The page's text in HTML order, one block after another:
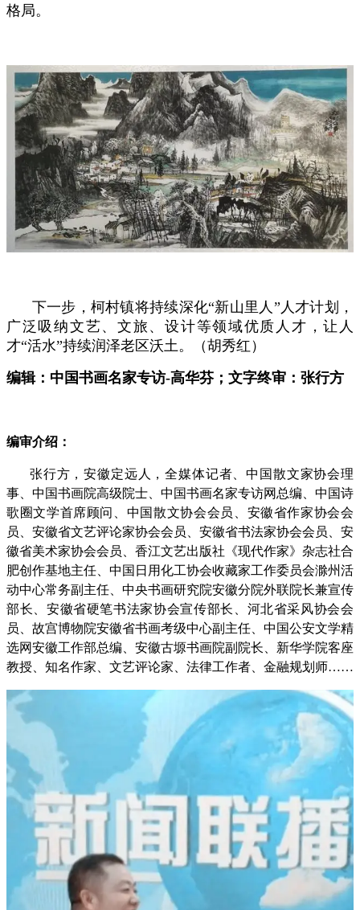
格局。
下一步，柯村镇将持续深化“新山里人”人才计划，
广泛吸纳文艺、文旅、设计等领域优质人才，让人
才“活水”持续润泽老区沃土。（胡秀红）
编辑：中国书画名家专访-高华芬；文字终审：张行方
编审介绍：
张行方，安徽定远人，全媒体记者、中国散文家协会理
事、中国书画院高级院士、中国书画名家专访网总编、中国诗
歌圈文学首席顾问、中国散文协会会员、安徽省作家协会会
员、安徽省文艺评论家协会会员、安徽省书法家协会会员、安
徽省美术家协会会员、香江文艺出版社《现代作家》杂志社合
肥创作基地主任、中国日用化工协会收藏家工作委员会滁州活
动中心常务副主任、中央书画研究院安徽分院外联院长兼宣传
部长、安徽省硬笔书法家协会宣传部长、河北省采风协会会
员、故宫博物院安徽省书画考级中心副主任、中国公安文学精
选网安徽工作部总编、安徽古塬书画院副院长、新华学院客座
教授、知名作家、文艺评论家、法律工作者、金融规划师……